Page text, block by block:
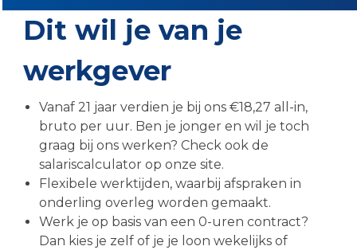
Dit wil je van je
werkgever
Vanaf 21 jaar verdien je bij ons €18,27 all-in,
bruto per uur. Ben je jonger en wil je toch
graag bij ons werken? Check ook de
salariscalculator op onze site.
Flexibele werktijden, waarbij afspraken in
onderling overleg worden gemaakt.
Werk je op basis van een 0-uren contract?
Dan kies je zelf of je je loon wekelijks of